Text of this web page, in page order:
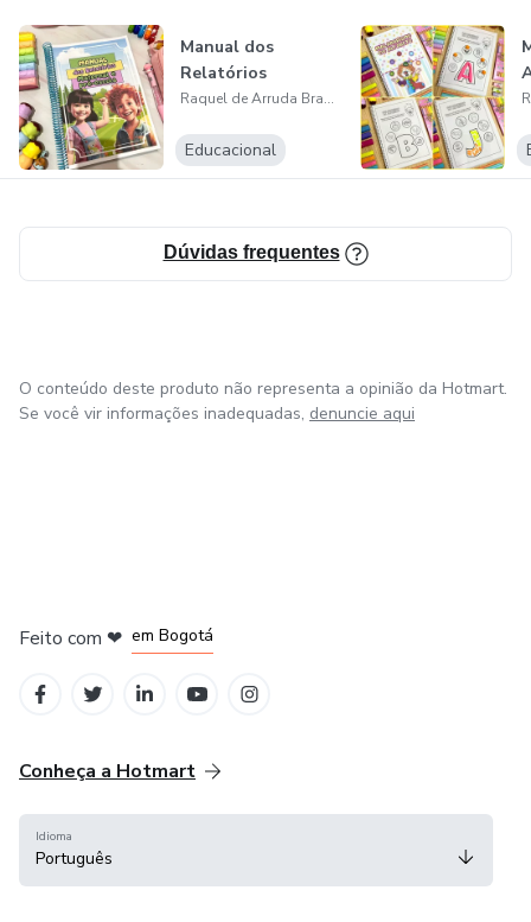
Manual dos
Relatórios
Raquel de Arruda Braga Lucchesi
Educacional
Dúvidas frequentes
O conteúdo deste produto não representa a opinião da Hotmart.
Se você vir informações inadequadas, denuncie aqui
Feito com ❤ em Bogotá
Conheça a Hotmart
Idioma
Português